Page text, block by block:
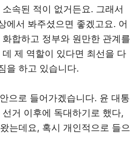
속된 적이 없거든요. 그래서
에서 봐주셨으면 좋겠고요. 어
합하고 정부와 원만한 관계를
제 역할이 있다면 최선을 다
을 하고 있습니다.
으로 들어가겠습니다. 윤 대통
거 이후에 독대하기로 했다,
는데요, 혹시 개인적으로 들으